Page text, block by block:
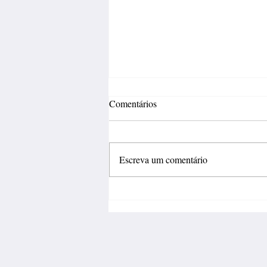
Comentários
Escreva um comentário